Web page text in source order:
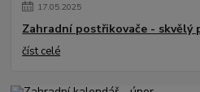
17.05.2025
Zahradní postřikovače - skvělý
číst celé